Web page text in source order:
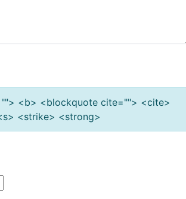
<b> <blockquote cite=""> <cite>
<strike> <strong>